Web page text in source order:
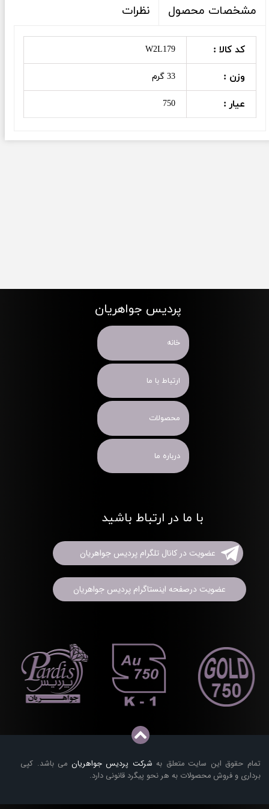
مشخصات محصول نظرات
کد کالا : W2L179
وزن : 33 گرم
عیار : 750
تمام حقوق این سایت متعلق به شرکت پردیس جواهریان می باشد. کپی
برداری و فروش محصولات به هر نحو پیگرد قانونی دارد.
پردیس جواهریان
خانه
ارتباط با ما
محصولات
درباره ما
با ما در ارتباط باشید
عضویت در کانال تلگرام پردیس جواهریان
عضویت درصفحه اینستاگرام پردیس جواهریان